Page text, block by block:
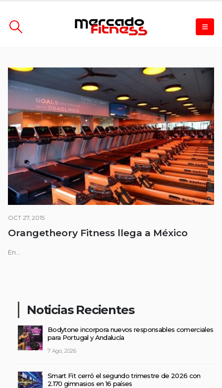
OCT 27, 2015
Orangetheory Fitness llega a México
En...
Noticias Recientes
Bodytone incorpora nuevos responsables comerciales
para Portugal y Andalucía
7 Ago, 2026
Smart Fit cerró el segundo trimestre de 2026 con
2.170 gimnasios en 16 países